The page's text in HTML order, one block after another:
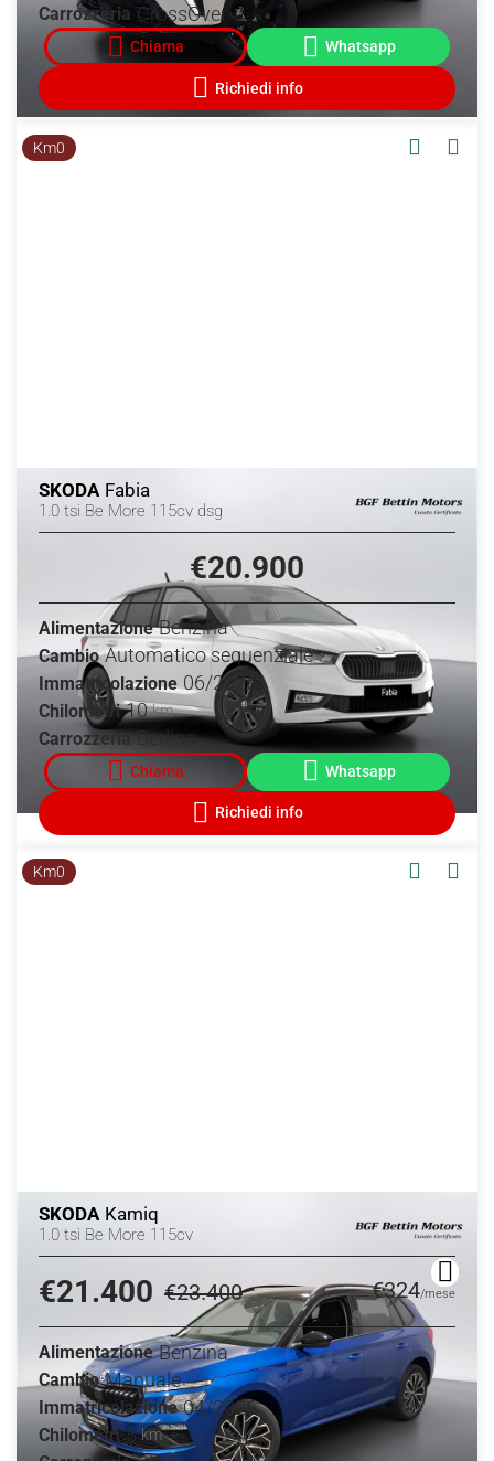
Carrozzeria CrossOver
Km0
SKODA Fabia
1.0 tsi Be More 115cv dsg
€20.900
Alimentazione Benzina
Cambio Automatico sequenziale
Immatricolazione 06/2026
Chilometri 10km
Carrozzeria Berlina
Km0
SKODA Kamiq
1.0 tsi Be More 115cv
€21.400 €23.400 €324/mese
Alimentazione Benzina
Cambio Manuale
Immatricolazione 04/2026
Chilometri 5km